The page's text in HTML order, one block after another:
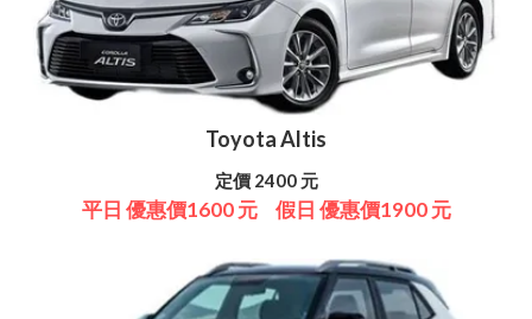
Toyota Altis
定價 2400 元
平日 優惠價1600 元 假日 優惠價1900 元